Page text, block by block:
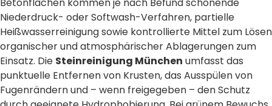
Niederdruck- oder Softwash-Verfahren, partielle
Heißwasserreinigung sowie kontrollierte Mittel zum Lösen
organischer und atmosphärischer Ablagerungen zum
Einsatz. Die Steinreinigung München umfasst das
punktuelle Entfernen von Krusten, das Ausspülen von
Fugenrändern und – wenn freigegeben – den Schutz